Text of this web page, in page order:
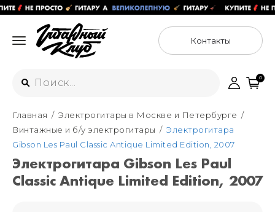
Контакты
Интернет-магазин
+7 (925) 125-54-44
Москва
+7 (925) 176-55-65
ул. Большая Новодмитровская 36с15,
Санкт-Петербург
0
Главная
Электрогитары в Москве и Петербурге
Винтажные и б/у электрогитары
Электрогитара
Gibson Les Paul Classic Antique Limited Edition, 2007
Электрогитара Gibson Les Paul
Classic Antique Limited Edition, 2007